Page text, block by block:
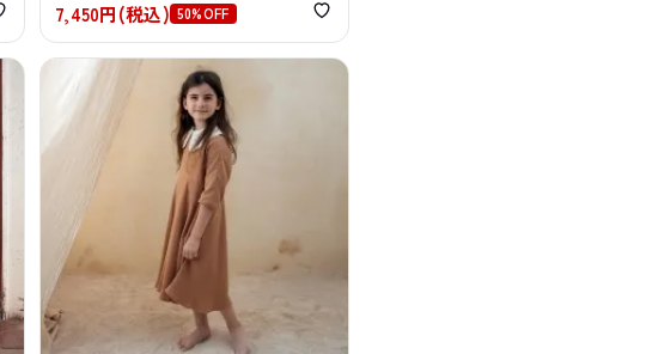
7,450円(税込) 50%OFF